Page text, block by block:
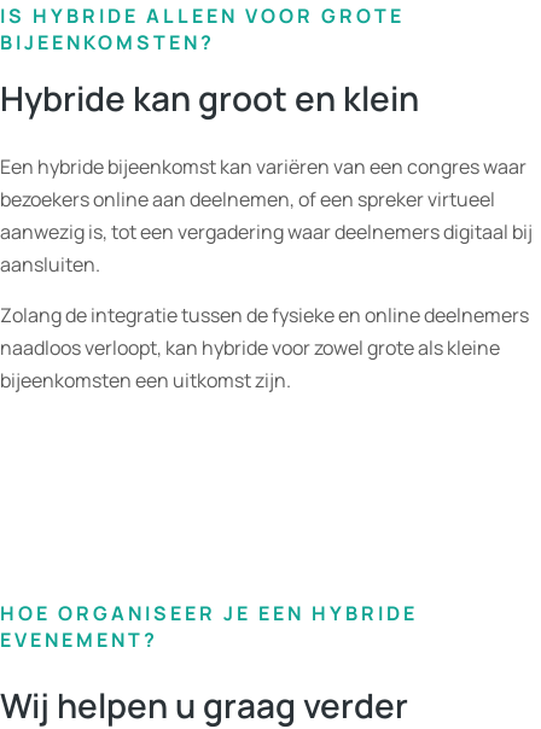
IS HYBRIDE ALLEEN VOOR GROTE
BIJEENKOMSTEN?
Hybride kan groot en klein
Een hybride bijeenkomst kan variëren van een congres waar
bezoekers online aan deelnemen, of een spreker virtueel
aanwezig is, tot een vergadering waar deelnemers digitaal bij
aansluiten.
Zolang de integratie tussen de fysieke en online deelnemers
naadloos verloopt, kan hybride voor zowel grote als kleine
bijeenkomsten een uitkomst zijn.
HOE ORGANISEER JE EEN HYBRIDE
EVENEMENT?
Wij helpen u graag verder